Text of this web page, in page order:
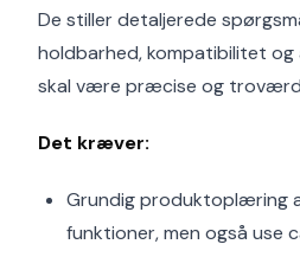
De stiller detaljerede
holdbarhed, kompatibilitet og
skal være præcise og
Det kræver:
Grundig produktoplæring
funktioner, men også use